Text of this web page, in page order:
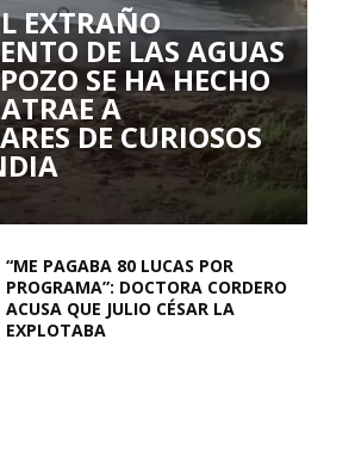
EXTRAÑO
DE LAS AGUAS
SE HA HECHO
A
DE CURIOSOS
“ME PAGABA 80 LUCAS POR
PROGRAMA”: DOCTORA CORDERO
ACUSA QUE JULIO CÉSAR LA
EXPLOTABA